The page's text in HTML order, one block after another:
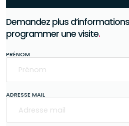
Demandez plus
programmer une visite.
PRÉNOM
ADRESSE MAIL